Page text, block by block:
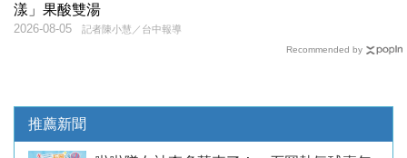
漾」果酸雙湯
記者陳小慧／台中報導
2026-08-05
Recommended by
推薦新聞